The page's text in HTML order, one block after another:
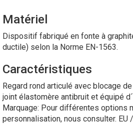
Matériel
Dispositif fabriqué en fonte à
ductile) selon la Norme EN-1563.
Caractéristiques
Regard rond articulé avec blocage
joint élastomère antibruit et équipé
Marquage: Pour différentes options
personnalisation, nous consulter. EU